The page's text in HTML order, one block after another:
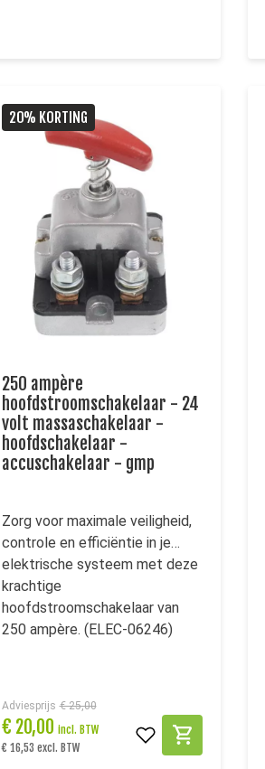
20% KORTING
250 ampère
hoofdstroomschakelaar - 24
volt massaschakelaar -
hoofdschakelaar -
accuschakelaar - gmp
Zorg voor maximale veiligheid,
controle en efficiëntie in je
elektrische systeem met deze
krachtige
hoofdstroomschakelaar van
250 ampère. (ELEC-06246)
Adviesprijs € 25,00
€ 20,00 incl. BTW
€ 16,53 excl. BTW